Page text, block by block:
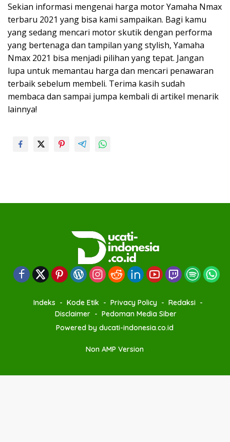
Sekian informasi mengenai harga motor Yamaha Nmax
terbaru 2021 yang bisa kami sampaikan. Bagi kamu
yang sedang mencari motor skutik dengan performa
yang bertenaga dan tampilan yang stylish, Yamaha
Nmax 2021 bisa menjadi pilihan yang tepat. Jangan
lupa untuk memantau harga dan mencari penawaran
terbaik sebelum membeli. Terima kasih sudah
membaca dan sampai jumpa kembali di artikel menarik
lainnya!
Indeks Kode Etik Privacy Policy
Redaksi
Disclaimer
Pedoman Media Siber
Powered by ducati-indonesia.co.id
Non AMP Version